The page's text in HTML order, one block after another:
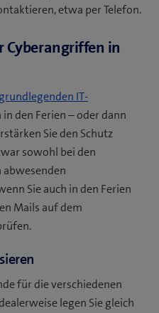
etwa per Telefon.
Cyberangriffen in
grundlegenden IT-
in den Ferien – oder dann
Sie den Schutz
sowohl bei den
abwesenden
Sie auch in den Ferien
Mails auf dem
für die verschiedenen
legen Sie gleich